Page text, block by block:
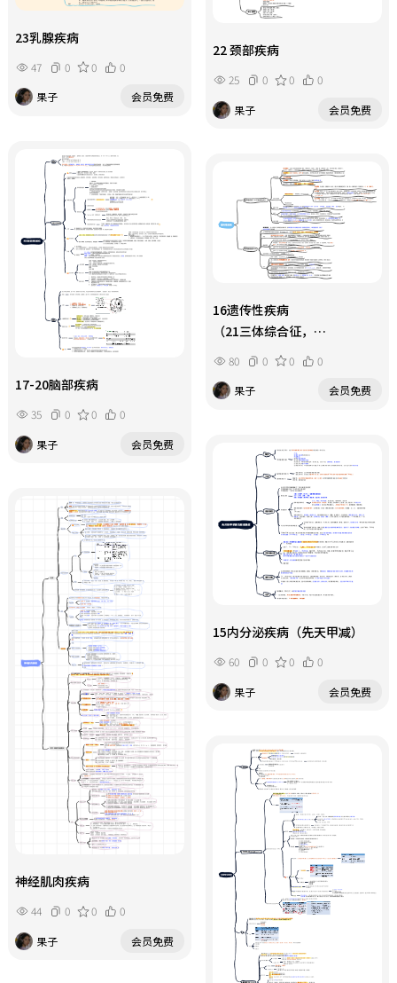
23乳腺疾病
47 0 0
0
果子
会员免费
22 颈部疾病
25 0 0
0
果子
会员免费
17-20脑部疾病
35 0 0
0
果子
会员免费
16遗传性疾病
（21三体综合征，
苯丙酮尿症）
80 0 0
0
果子
会员免费
15内分泌疾病（先天甲减）
60 0 0
0
果子
会员免费
神经肌肉疾病
44 0 0
0
果子
会员免费